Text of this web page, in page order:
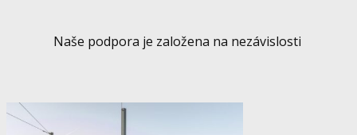
Naše podpora je založena na nezávislosti